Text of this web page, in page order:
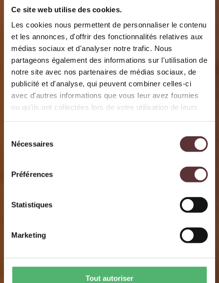
Ce site web utilise des cookies.
Les cookies nous permettent de personnaliser le contenu
et les annonces, d'offrir des fonctionnalités relatives aux
médias sociaux et d'analyser notre trafic. Nous
partageons également des informations sur l'utilisation de
notre site avec nos partenaires de médias sociaux, de
publicité et d'analyse, qui peuvent combiner celles-ci
avec d'autres informations que vous leur avez fournies
ou qu'ils ont collectées lors de votre utilisation de leurs
Nécessaires
Préférences
Statistiques
Marketing
Tout autoriser